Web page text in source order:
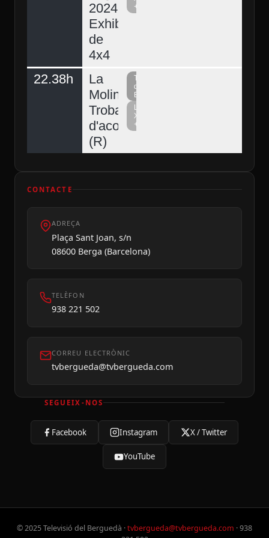
2024.
Exhibició
de
4x4
+
22.38h
La
Molina,
Trobada
d'acordionistes
(R)
Televisió
del
Berguedà
La
Xarxa
+
CONTACTE
ADREÇA
Plaça Sant Joan, s/n
08600 Berga (Barcelona)
TELÈFON
938 221 502
CORREU ELECTRÒNIC
tvbergueda@tvbergueda.com
SEGUEIX-NOS
Facebook Instagram X / Twitter
YouTube
© 2025 Televisió del Berguedà ·tvbergueda@tvbergueda.com · 938